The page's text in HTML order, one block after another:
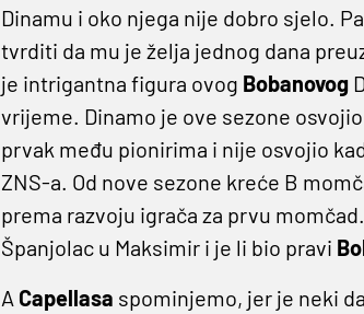
Dinamu i oko njega nije dobro sjelo.
tvrditi da mu je želja jednog dana
je intrigantna figura ovog Bobanovog
vrijeme. Dinamo je ove sezone
prvak među pionirima i nije osvojio
ZNS-a. Od nove sezone kreće B
prema razvoju igrača za prvu
Španjolac u Maksimir i je li bio pravi
A Capellasa spominjemo, jer je neki